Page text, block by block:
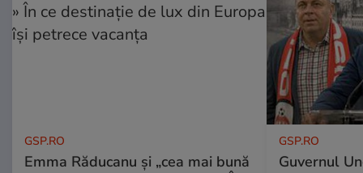
GSP.RO
Emma Răducanu și „cea mai bună
GSP.RO
Guvernul